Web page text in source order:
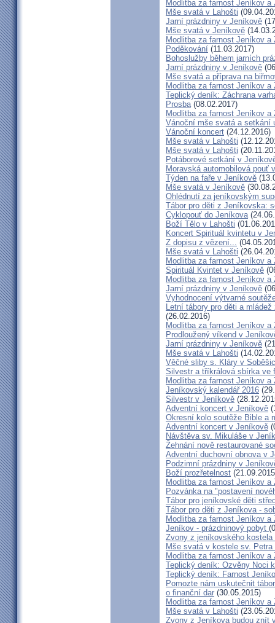
Modlitba za farnost Jeníkov a
Mše svatá v Lahošti
Jarní prázdniny v Jeníkově
Mše svatá v Jeníkově
Modlitba za farnost Jeníkov a
Poděkování (11.03.2017)
Bohoslužby během jarních
Jarní prázdniny v Jeníkově
Mše svatá a příprava na
Modlitba za farnost Jeníkov
Teplický deník: Záchrana
Prosba(08.02.2017)
Modlitba za farnost Jeníkov a
Vánoční mše svatá a setkání
Vánoční koncert (24.12.2016)
Mše svatá v Lahošti
Mše svatá v Lahošti
Potáborové setkání v
Moravská automobilová pouť
Týden na faře v Jeníkově
Mše svatá v Jeníkově
Ohlédnutí za jeníkovským
Tábor pro děti z Jeníkovska:
Cyklopouť do Jeníkova
Boží Tělo v Lahošti
Koncert Spirituál kvintetu v
Z dopisu z vězení...
Mše svatá v Lahošti
Modlitba za farnost Jeníkov a
Spirituál Kvintet v Jeníkově
Modlitba za farnost Jeníkov a
Jarní prázdniny v Jeníkově
Vyhodnocení výtvarné
Letní tábory pro děti a
(26.02.2016)
Modlitba za farnost Jeníkov a
Prodloužený víkend v
Jarní prázdniny v Jeníkově
Mše svatá v Lahošti
Věčné sliby s. Kláry v
Silvestr a tříkrálová sbírka ve
Modlitba za farnost Jeníkov a
Jeníkovský kalendář 2016
Silvestr v Jeníkově
Adventní koncert v Jeníkově
Okresní kolo soutěže Bible a
Adventní koncert v Jeníkově
Návštěva sv. Mikuláše v
Žehnání nově restaurované
Adventní duchovní obnova v
Podzimní prázdniny v
Boží prozřetelnost
Modlitba za farnost Jeníkov a
Pozvánka na "postavení
Tábor pro jeníkovské děti
Tábor pro děti z Jeníkova -
Modlitba za farnost Jeníkov a
Jeníkov - prázdninový pobyt
Zvony z jeníkovského
Mše svatá v kostele sv.
Modlitba za farnost Jeníkov a
Teplický deník: Ozvěny Noci
Teplický deník: Farnost
Pomozte nám uskutečnit
o finanční dar (30.05.2015)
Modlitba za farnost Jeníkov a
Mše svatá v Lahošti
Zvony z Jeníkova budou znít